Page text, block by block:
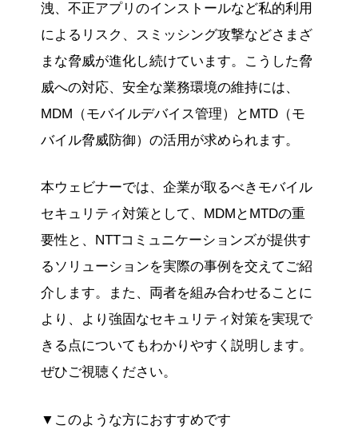
洩、不正アプリのインストールなど私的利用
によるリスク、スミッシング攻撃などさまざ
まな脅威が進化し続けています。こうした脅
威への対応、安全な業務環境の維持には、
MDM（モバイルデバイス管理）とMTD（モ
バイル脅威防御）の活用が求められます。
本ウェビナーでは、企業が取るべきモバイル
セキュリティ対策として、MDMとMTDの重
要性と、NTTコミュニケーションズが提供す
るソリューションを実際の事例を交えてご紹
介します。また、両者を組み合わせることに
より、より強固なセキュリティ対策を実現で
きる点についてもわかりやすく説明します。
ぜひご視聴ください。
▼このような方におすすめです